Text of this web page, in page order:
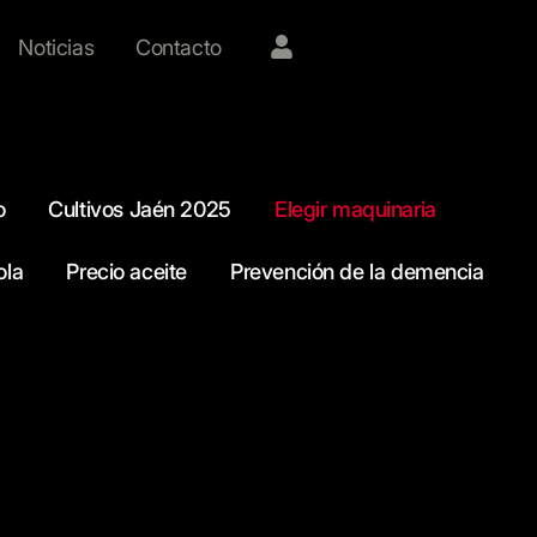
Noticias Contacto
Cultivos Jaén 2025 Elegir maquinaria
Precio aceite Prevención de la demencia